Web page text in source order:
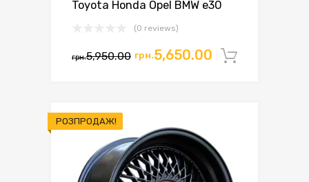
Toyota Honda Opel BMW e30
(0 reviews)
грн.5,950.00 Оригінальна
грн.5,650.00 Поточна
РОЗПРОДАЖ!